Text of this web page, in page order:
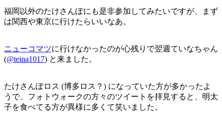
福岡以外のたけさんぽにも是非参加してみたいですが、まず
は関西や東京に行けたらいいなあ。
ニューコマツに行けなかったのが心残りで翌週ていなちゃん
(@teina1017) と来ました。
たけさんぽロス (博多ロス？) になっていた方が多かったよ
うで、フォトウォークの方々のツイートを拝見すると、明太
子を食べてる方が異様に多くて笑いました。